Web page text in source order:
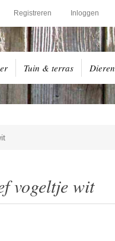
Registreren Inloggen
Tuin & terras Dieren
vogeltje wit